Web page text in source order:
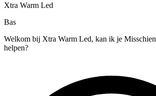
Xtra Warm Led
Bas
Welkom bij Xtra Warm Led, kan ik je Misschien
helpen?